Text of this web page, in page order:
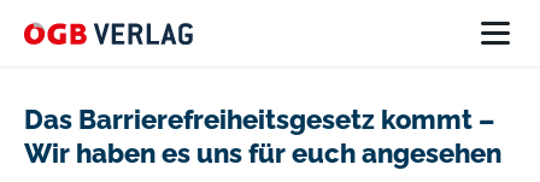
Das Barrierefreiheitsgesetz kommt –
Wir haben es uns für euch angesehen